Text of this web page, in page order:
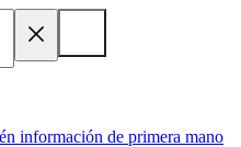
información de primera mano